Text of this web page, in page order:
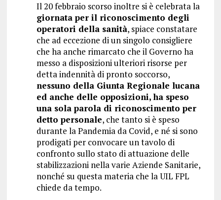
Il 20 febbraio scorso inoltre si è celebrata la
giornata per il riconoscimento degli
operatori della sanità, spiace constatare
che ad eccezione di un singolo consigliere
che ha anche rimarcato che il Governo ha
messo a disposizioni ulteriori risorse per
detta indennità di pronto soccorso,
nessuno della Giunta Regionale lucana
ed anche delle opposizioni, ha speso
una sola parola di riconoscimento per
detto personale, che tanto si è speso
durante la Pandemia da Covid, e né si sono
prodigati per convocare un tavolo di
confronto sullo stato di attuazione delle
stabilizzazioni nella varie Aziende Sanitarie,
nonché su questa materia che la UIL FPL
chiede da tempo.